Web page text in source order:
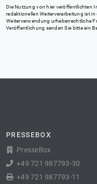
Die Nutzung von hier veröffentlichten
redaktionellen Weiterverarbeitung ist in
Weiterverwendung urheberrechtliche
Veröffentlichung senden Sie bitte ein
PRESSEBOX
PresseBox
+49 721 987793-30
+49 721 987793-11